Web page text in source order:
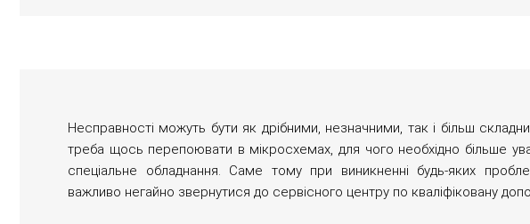
Несправності можуть бути як дрібними, незначними, так і більш
треба щось перепоювати в мікросхемах, для чого необхідно більше
спеціальне обладнання. Саме тому при виникненні будь-яких
важливо негайно звернутися до сервісного центру по кваліфіковану